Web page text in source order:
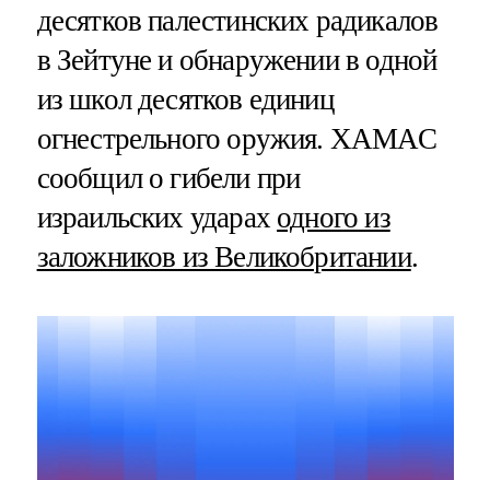
десятков палестинских радикалов
в Зейтуне и обнаружении в одной
из школ десятков единиц
огнестрельного оружия. ХАМАС
сообщил о гибели при
израильских ударах одного из
заложников из Великобритании.